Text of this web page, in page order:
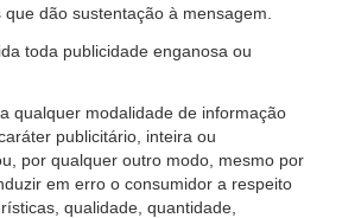
dão sustentação à mensagem.
toda publicidade enganosa ou
qualquer modalidade de informação
publicitário, inteira ou
por qualquer outro modo, mesmo por
em erro o consumidor a respeito
qualidade, quantidade,